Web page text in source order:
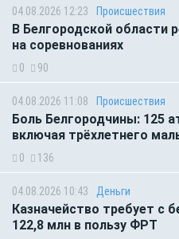
04.08.2026 12:23 Происшествия
В Белгородской области
на соревнованиях
0 90
04.08.2026 11:08 Происшествия
Боль Белгородчины: 125
включая трёхлетнего
0 136
04.08.2026 10:43 Деньги
Казначейство требует с
122,8 млн в пользу ФРТ